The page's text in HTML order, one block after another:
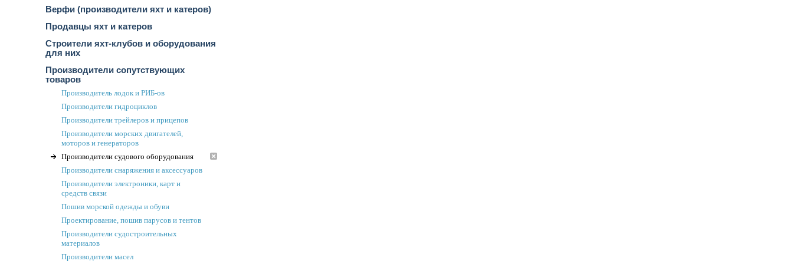
Верфи (производители яхт и катеров)
Продавцы яхт и катеров
Строители яхт-клубов и оборудования
для них
Производители сопутствующих
товаров
Производитель лодок и РИБ-ов
Производители гидроциклов
Производители трейлеров и прицепов
Производители морских двигателей,
моторов и генераторов
Производители судового оборудования
Производители снаряжения и аксессуаров
Производители электроники, карт и
средств связи
Пошив морской одежды и обуви
Проектирование, пошив парусов и тентов
Производители судостроительных
материалов
Производители масел